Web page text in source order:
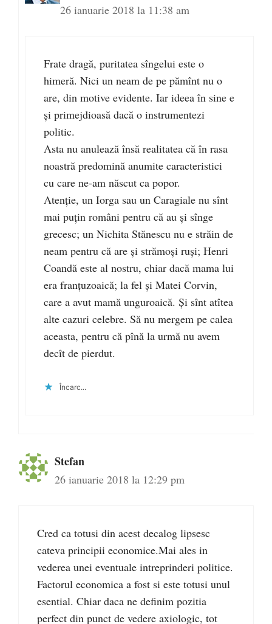
26 ianuarie 2018 la 11:38 am
Frate dragă, puritatea sîngelui este o
himeră. Nici un neam de pe pămînt nu o
are, din motive evidente. Iar ideea în sine e
și primejdioasă dacă o instrumentezi
politic.
Asta nu anulează însă realitatea că în rasa
noastră predomină anumite caracteristici
cu care ne-am născut ca popor.
Atenție, un Iorga sau un Caragiale nu sînt
mai puțin români pentru că au și sînge
grecesc; un Nichita Stănescu nu e străin de
neam pentru că are și strămoși ruși; Henri
Coandă este al nostru, chiar dacă mama lui
era franțuzoaică; la fel și Matei Corvin,
care a avut mamă unguroaică. Și sînt atîtea
alte cazuri celebre. Să nu mergem pe calea
aceasta, pentru că pînă la urmă nu avem
decît de pierdut.
Încarc...
Stefan
26 ianuarie 2018 la 12:29 pm
Cred ca totusi din acest decalog lipsesc
cateva principii economice.Mai ales in
vederea unei eventuale intreprinderi politice.
Factorul economica a fost si este totusi unul
esential. Chiar daca ne definim pozitia
perfect din punct de vedere axiologic, tot